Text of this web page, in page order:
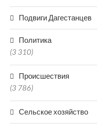
Подвиги Дагестанцев
Политика
(3 310)
Происшествия
(3 786)
Сельское хозяйство